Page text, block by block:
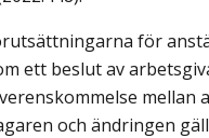
för
ett beslut av
mellan
och ändringen